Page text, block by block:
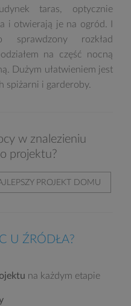
taras, optycznie
i otwierają je na ogród. I
sprawdzony rozkład
na część nocną
Dużym ułatwieniem jest
spiżarni i garderoby.
w znalezieniu
projektu?
PROJEKT DOMU
U ŹRÓDŁA?
na każdym etapie